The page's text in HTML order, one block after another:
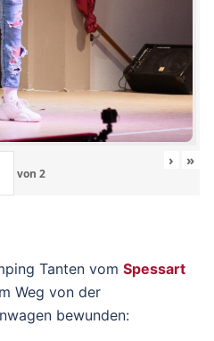
von 2
› »
Tanten vom Spessart
Weg von der
bewunden: